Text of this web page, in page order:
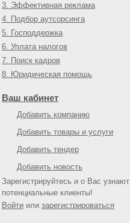
3. Эффективная реклама
4. Подбор аутсорсинга
5. Господдержка
6. Уплата налогов
7. Поиск кадров
8. Юридическая помощь
Ваш кабинет
Добавить компанию
Добавить товары и услуги
Добавить тендер
Добавить новость
Зарегистрируйтесь и о Вас узнают
потенциальные клиенты!
Войти или зарегистрироваться